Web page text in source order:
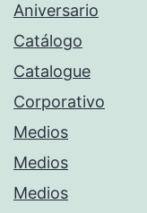
Aniversario
Catálogo
Catalogue
Corporativo
Medios
Medios
Medios